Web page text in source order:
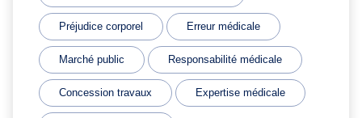
Préjudice corporel Erreur médicale
Marché public Responsabilité médicale
Concession travaux Expertise médicale